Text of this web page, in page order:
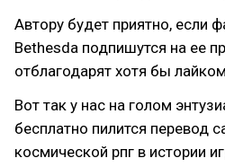
Автору будет приятно, если
Bethesda подпишутся на ее
отблагодарят хотя бы
Вот так у нас на голом
бесплатно пилится перевод
космической рпг в истории